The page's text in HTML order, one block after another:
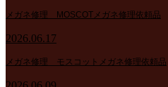
メガネ修理 MOSCOTメガネ修理依頼品
2026.06.17
メガネ修理 モスコットメガネ修理依頼品